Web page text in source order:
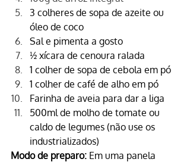
3 colheres de sopa de azeite ou
óleo de coco
Sal e pimenta a gosto
½ xícara de cenoura ralada
1 colher de sopa de cebola em pó
1 colher de café de alho em pó
Farinha de aveia para dar a liga
500ml de molho de tomate ou
caldo de legumes (não use os
industrializados)
Modo de preparo: Em uma panela